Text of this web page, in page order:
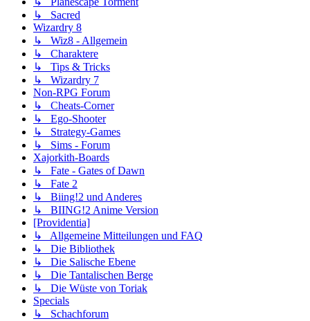
↳ Sacred
Wizardry 8
↳ Wiz8 - Allgemein
↳ Charaktere
↳ Tips & Tricks
↳ Wizardry 7
Non-RPG Forum
↳ Cheats-Corner
↳ Ego-Shooter
↳ Strategy-Games
↳ Sims - Forum
Xajorkith-Boards
↳ Fate - Gates of Dawn
↳ Fate 2
↳ Biing!2 und Anderes
↳ BIING!2 Anime Version
[Providentia]
↳ Allgemeine Mitteilungen und FAQ
↳ Die Bibliothek
↳ Die Salische Ebene
↳ Die Tantalischen Berge
↳ Die Wüste von Toriak
Specials
↳ Schachforum